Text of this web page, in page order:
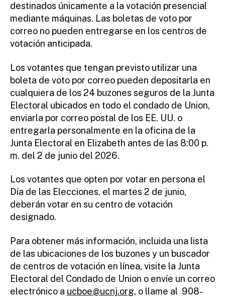
destinados únicamente a la votación presencial
mediante máquinas. Las boletas de voto por
correo no pueden entregarse en los centros de
votación anticipada.
Los votantes que tengan previsto utilizar una
boleta de voto por correo pueden depositarla en
cualquiera de los 24 buzones seguros de la Junta
Electoral ubicados en todo el condado de Union,
enviarla por correo postal de los EE. UU. o
entregarla personalmente en la oficina de la
Junta Electoral en Elizabeth antes de las 8:00 p.
m. del 2 de junio del 2026.
Los votantes que opten por votar en persona el
Día de las Elecciones, el martes 2 de junio,
deberán votar en su centro de votación
designado.
Para obtener más información, incluida una lista
de las ubicaciones de los buzones y un buscador
de centros de votación en línea, visite la Junta
Electoral del Condado de Union o envíe un correo
electrónico a ucboe@ucnj.org, o llame al 908-